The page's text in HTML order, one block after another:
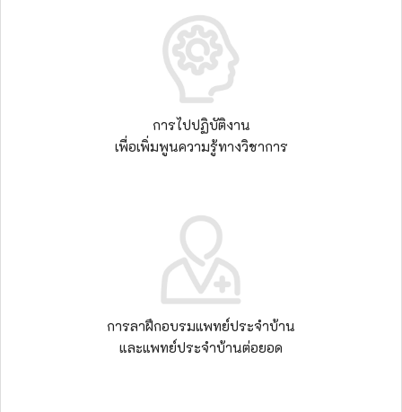
การไปปฏิบัติงาน
เพื่อเพิ่มพูนความรู้ทางวิชาการ
การลาฝึกอบรมแพทย์ประจำบ้าน
และแพทย์ประจำบ้านต่อยอด